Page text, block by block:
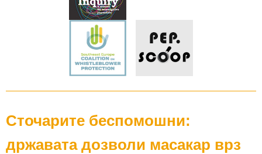
Сточарите беспомошни:
државата дозволи масакар врз